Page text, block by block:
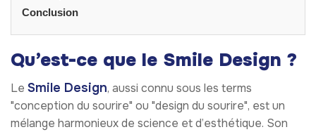
Conclusion
Qu’est-ce que le Smile Design ?
Le Smile Design, aussi connu sous les terms
"conception du sourire" ou "design du sourire", est un
mélange harmonieux de science et d’esthétique. Son